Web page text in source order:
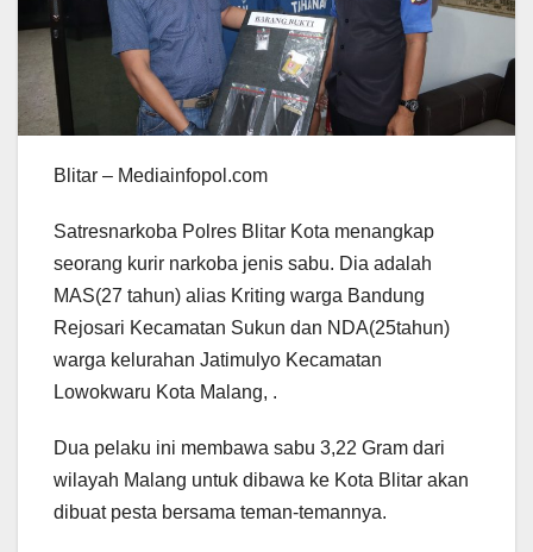
Blitar – Mediainfopol.com
Satresnarkoba Polres Blitar Kota menangkap
seorang kurir narkoba jenis sabu. Dia adalah
MAS(27 tahun) alias Kriting warga Bandung
Rejosari Kecamatan Sukun dan NDA(25tahun)
warga kelurahan Jatimulyo Kecamatan
Lowokwaru Kota Malang, .
Dua pelaku ini membawa sabu 3,22 Gram dari
wilayah Malang untuk dibawa ke Kota Blitar akan
dibuat pesta bersama teman-temannya.